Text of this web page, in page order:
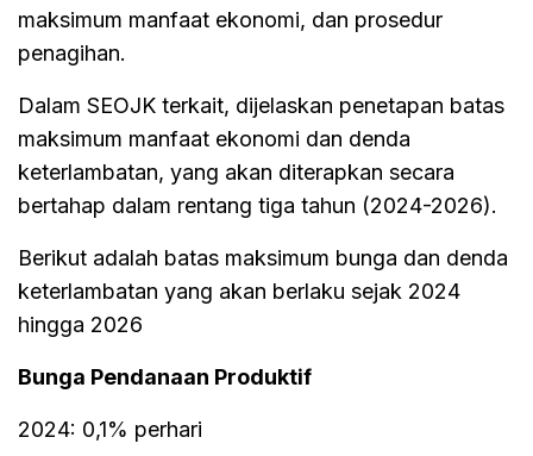
maksimum manfaat ekonomi, dan prosedur
penagihan.
Dalam SEOJK terkait, dijelaskan penetapan batas
maksimum manfaat ekonomi dan denda
keterlambatan, yang akan diterapkan secara
bertahap dalam rentang tiga tahun (2024-2026).
Berikut adalah batas maksimum bunga dan denda
keterlambatan yang akan berlaku sejak 2024
hingga 2026
Bunga Pendanaan Produktif
2024: 0,1% perhari